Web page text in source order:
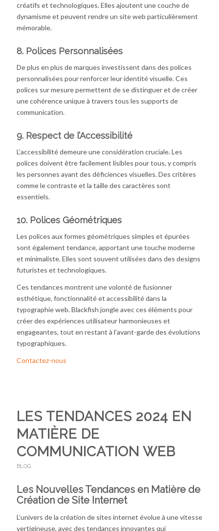
créatifs et technologiques. Elles ajoutent une couche de
dynamisme et peuvent rendre un site web particulièrement
mémorable.
8. Polices Personnalisées
De plus en plus de marques investissent dans des polices
personnalisées pour renforcer leur identité visuelle. Ces
polices sur mesure permettent de se distinguer et de créer
une cohérence unique à travers tous les supports de
communication.
9. Respect de l’Accessibilité
L’accessibilité demeure une considération cruciale. Les
polices doivent être facilement lisibles pour tous, y compris
les personnes ayant des déficiences visuelles. Des critères
comme le contraste et la taille des caractères sont
essentiels.
10. Polices Géométriques
Les polices aux formes géométriques simples et épurées
sont également tendance, apportant une touche moderne
et minimaliste. Elles sont souvent utilisées dans des designs
futuristes et technologiques.
Ces tendances montrent une volonté de fusionner
esthétique, fonctionnalité et accessibilité dans la
typographie web. Blackfish jongle avec ces éléments pour
créer des expériences utilisateur harmonieuses et
engageantes, tout en restant à l’avant-garde des évolutions
typographiques.
Contactez-nous
LES TENDANCES 2024 EN
MATIÈRE DE
COMMUNICATION WEB
BLOG
Les Nouvelles Tendances en Matière de
Création de Site Internet
L’univers de la création de sites internet évolue à une vitesse
vertigineuse, avec des tendances innovantes qui